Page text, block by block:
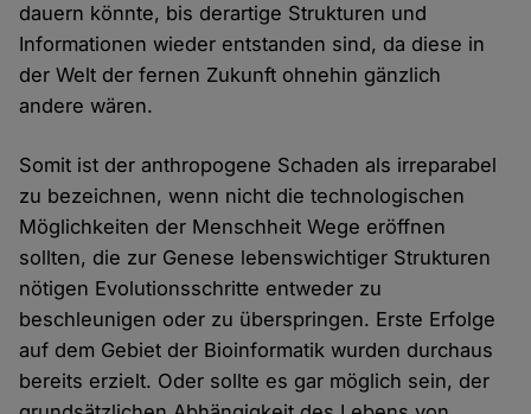
dauern könnte, bis derartige Strukturen und
Informationen wieder entstanden sind, da diese in
der Welt der fernen Zukunft ohnehin gänzlich
andere wären.
Somit ist der anthropogene Schaden als irreparabel
zu bezeichnen, wenn nicht die technologischen
Möglichkeiten der Menschheit Wege eröffnen
sollten, die zur Genese lebenswichtiger Strukturen
nötigen Evolutionsschritte entweder zu
beschleunigen oder zu überspringen. Erste Erfolge
auf dem Gebiet der Bioinformatik wurden durchaus
bereits erzielt. Oder sollte es gar möglich sein, der